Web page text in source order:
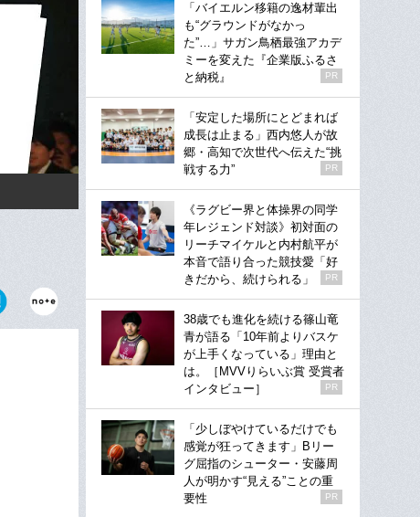
「バイエルン移籍の逸材輩出
も“グラウンドがなかっ
た”…」サガン鳥栖最強アカデ
ミーを変えた『企業版ふるさ
と納税』
PR
「安定した場所にとどまれば
成長は止まる」西内悠人が故
郷・高知で次世代へ伝えた“挑
戦する力”
PR
《ラグビー界と体操界の同学
年レジェンド対談》初対面の
リーチマイケルと内村航平が
本音で語り合った競技愛「好
きだから、続けられる」
PR
38歳でも進化を続ける篠山竜
青が語る「10年前よりバスケ
が上手くなっている」理由と
は。［MVVりらいぶ賞 受賞者
インタビュー］
PR
「少しぼやけているだけでも
感覚が狂ってきます」Bリー
グ屈指のシューター・安藤周
人が明かす“見える”ことの重
要性
PR